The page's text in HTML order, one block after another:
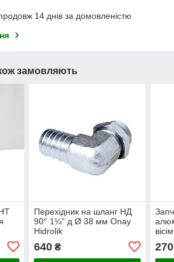
14 днів за домовленістю
замовляють
Перехідник на шланг НД
90° 1¼” д Ø 38 мм Onay
Hidrolik
640₴ 270